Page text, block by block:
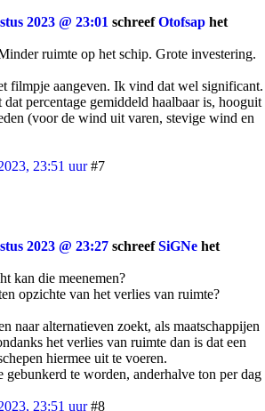
2023 @ 23:01 schreefOtofsap het
ruimte op het schip. Grote investering.
filmpje aangeven. Ik vind dat wel significant.
percentage gemiddeld haalbaar is, hooguit
(voor de wind uit varen, stevige wind en
23:51 uur #7
2023 @ 23:27 schreefSiGNe het
kan die meenemen?
opzichte van het verlies van ruimte?
naar alternatieven zoekt, als maatschappijen
het verlies van ruimte dan is dat een
hiermee uit te voeren.
te worden, anderhalve ton per dag
23:51 uur #8